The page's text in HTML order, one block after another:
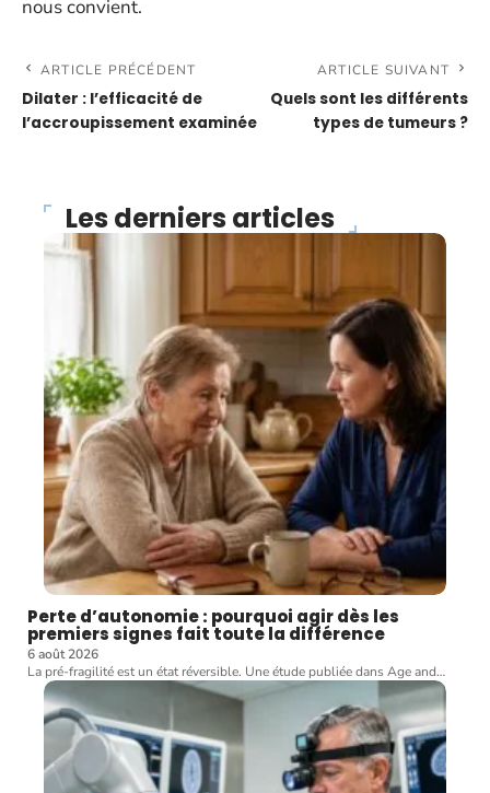
nous convient.
ARTICLE PRÉCÉDENT
Dilater : l’efficacité de
l’accroupissement examinée
ARTICLE SUIVANT
Quels sont les différents
types de tumeurs ?
Les derniers articles
Perte d’autonomie : pourquoi agir dès les
premiers signes fait toute la différence
6 août 2026
La pré-fragilité est un état réversible. Une étude publiée dans Age and…